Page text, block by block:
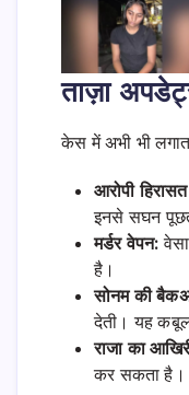
ताज़ा
केस में अभी भी
आरोपी
इनसे सघन
मर्डर वेपन:
है।
सोनम की
देती। यह
राजा का
कर सकता है।